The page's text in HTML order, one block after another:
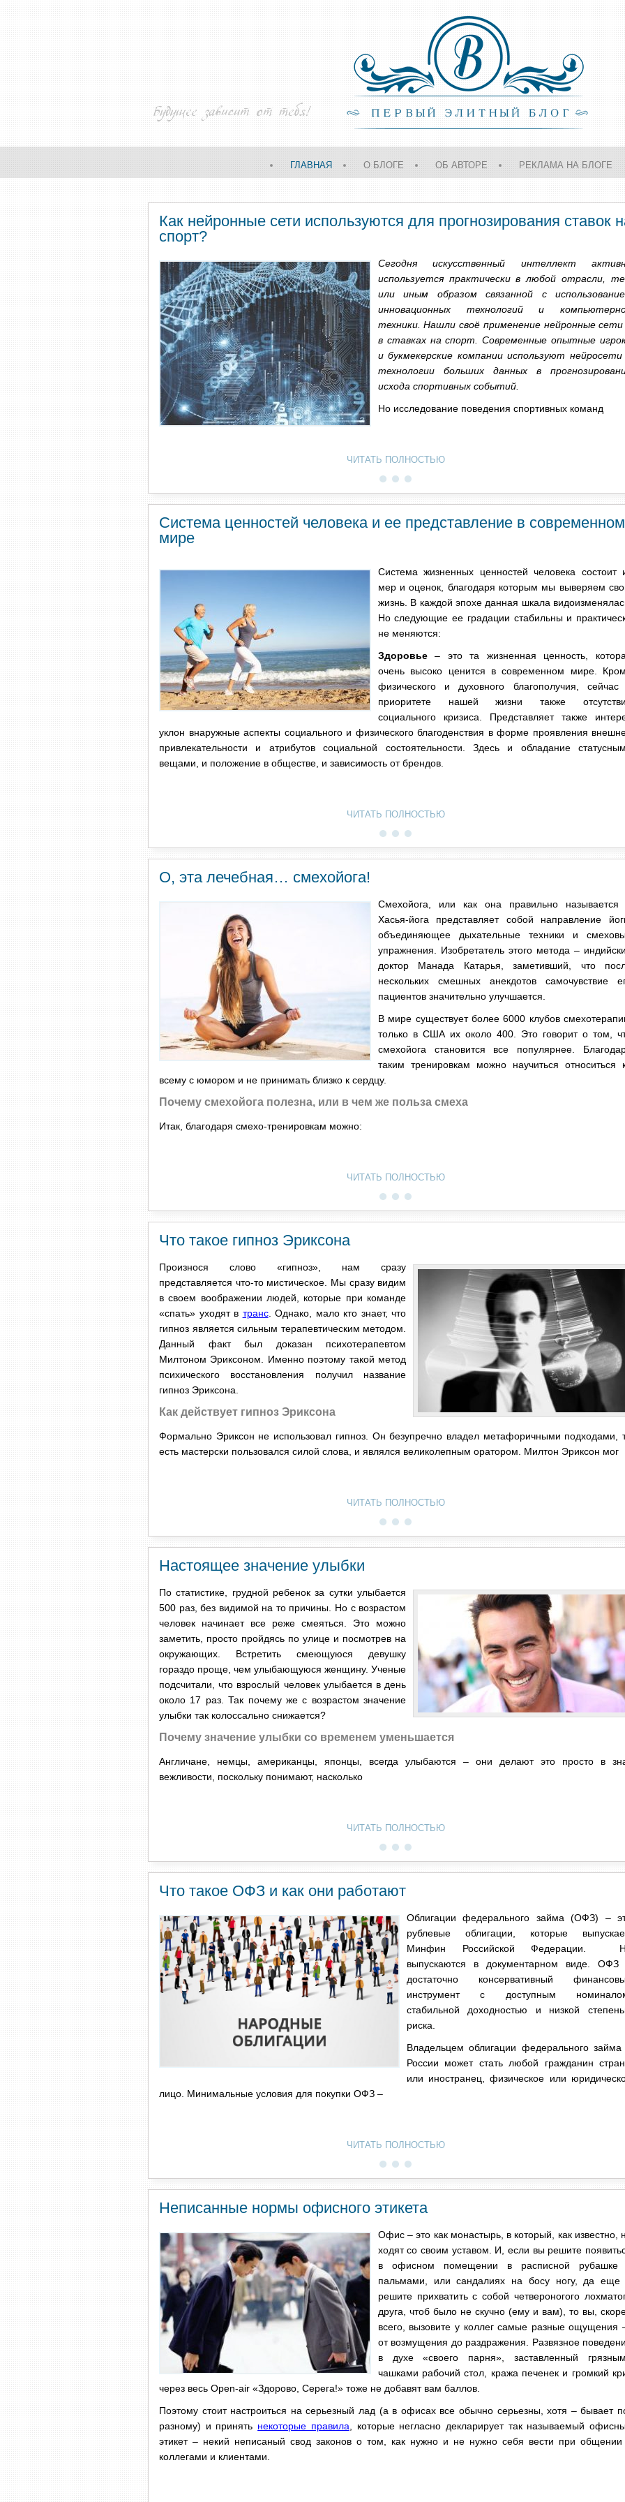
ГЛАВНАЯ О БЛОГЕ ОБ АВТОРЕ РЕКЛАМА НА БЛОГЕ
Как нейронные сети используются для прогнозирования ставок
спорт?
Сегодня искусственный интеллект
используется практически в любой отрасли,
или иным образом связанной с
инновационных технологий и
техники. Нашли своё применение нейронные сети
в ставках на спорт. Современные опытные
и букмекерские компании используют нейросети
технологии больших данных в
исхода спортивных событий.
Но исследование поведения спортивных команд
ЧИТАТЬ ПОЛНОСТЬЮ
Система ценностей человека и ее представление в современном
мире
Система жизненных ценностей человека состоит
мер и оценок, благодаря которым мы выверяем
жизнь. В каждой эпохе данная шкала
Но следующие ее градации стабильны и
не меняются:
Здоровье– это та жизненная ценность,
очень высоко ценится в современном мире.
физического и духовного благополучия, сейчас
приоритете нашей жизни также
социального кризиса. Представляет также
уклон внаружные аспекты социального и физического благоденствия в форме проявления
привлекательности и атрибутов социальной состоятельности. Здесь и обладание
вещами, и положение в обществе, и зависимость от брендов.
ЧИТАТЬ ПОЛНОСТЬЮ
О, эта лечебная… смехойога!
Смехойога, или как она правильно называется
Хасья-йога представляет собой направление
объединяющее дыхательные техники и
упражнения. Изобретатель этого метода –
доктор Манада Катарья, заметивший, что
нескольких смешных анекдотов самочувствие
пациентов значительно улучшается.
В мире существует более 6000 клубов
только в США их около 400. Это говорит о том,
смехойога становится все популярнее.
таким тренировкам можно научиться относиться
всему с юмором и не принимать близко к сердцу.
Почему смехойога полезна, или в чем же польза смеха
Итак, благодаря смехо-тренировкам можно:
ЧИТАТЬ ПОЛНОСТЬЮ
Что такое гипноз Эриксона
Произнося слово «гипноз», нам сразу
представляется что-то мистическое. Мы сразу видим
в своем воображении людей, которые при команде
«спать» уходят в транс. Однако, мало кто знает, что
гипноз является сильным терапевтическим методом.
Данный факт был доказан психотерапевтом
Милтоном Эриксоном. Именно поэтому такой метод
психического восстановления получил название
гипноз Эриксона.
Как действует гипноз Эриксона
Формально Эриксон не использовал гипноз. Он безупречно владел метафоричными подходами,
есть мастерски пользовался силой слова, и являлся великолепным оратором. Милтон Эриксон мог
ЧИТАТЬ ПОЛНОСТЬЮ
Настоящее значение улыбки
По статистике, грудной ребенок за сутки улыбается
500 раз, без видимой на то причины. Но с возрастом
человек начинает все реже смеяться. Это можно
заметить, просто пройдясь по улице и посмотрев на
окружающих. Встретить смеющуюся девушку
гораздо проще, чем улыбающуюся женщину. Ученые
подсчитали, что взрослый человек улыбается в день
около 17 раз. Так почему же с возрастом значение
улыбки так колоссально снижается?
Почему значение улыбки со временем уменьшается
Англичане, немцы, американцы, японцы, всегда улыбаются – они делают это просто в
вежливости, поскольку понимают, насколько
ЧИТАТЬ ПОЛНОСТЬЮ
Что такое ОФЗ и как они работают
Облигации федерального займа (ОФЗ) –
рублевые облигации, которые
Минфин Российской Федерации.
выпускаются в документарном виде. ОФЗ
достаточно консервативный
инструмент с доступным
стабильной доходностью и низкой
риска.
Владельцем облигации федерального
России может стать любой гражданин
или иностранец, физическое или
лицо. Минимальные условия для покупки ОФЗ –
ЧИТАТЬ ПОЛНОСТЬЮ
Неписанные нормы офисного этикета
Офис – это как монастырь, в который, как известно,
ходят со своим уставом. И, если вы решите
в офисном помещении в расписной рубашке
пальмами, или сандалиях на босу ногу, да еще
решите прихватить с собой четвероногого
друга, чтоб было не скучно (ему и вам), то вы,
всего, вызовите у коллег самые разные
от возмущения до раздражения. Развязное
в духе «своего парня», заставленный
чашками рабочий стол, кража печенек и громкий
через весь Open-air «Здорово, Серега!» тоже не добавят вам баллов.
Поэтому стоит настроиться на серьезный лад (а в офисах все обычно серьезны, хотя – бывает
разному) и принять некоторые правила , которые негласно декларирует так называемый
этикет – некий неписаный свод законов о том, как нужно и не нужно себя вести при общении
коллегами и клиентами.